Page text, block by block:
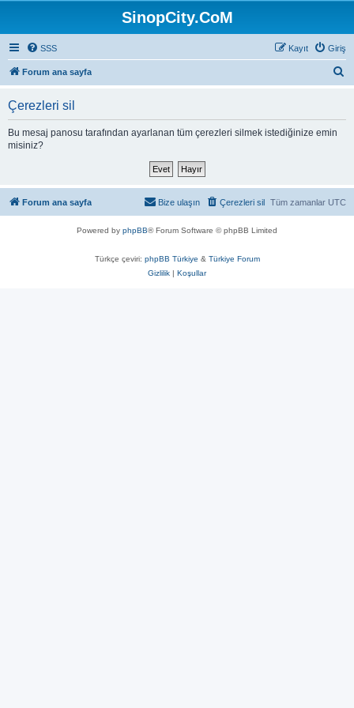
SinopCity.CoM
SSS Giriş
Kayıt
Forum ana sayfa
Çerezleri sil
Bu mesaj panosu tarafından ayarlanan tüm çerezleri silmek istediğinize emin
misiniz?
Forum ana sayfa Tüm zamanlar UTC
Çerezleri sil
Bize ulaşın
Powered by phpBB® Forum Software © phpBB Limited
Türkçe çeviri: phpBB Türkiye & Türkiye Forum
Gizlilik | Koşullar